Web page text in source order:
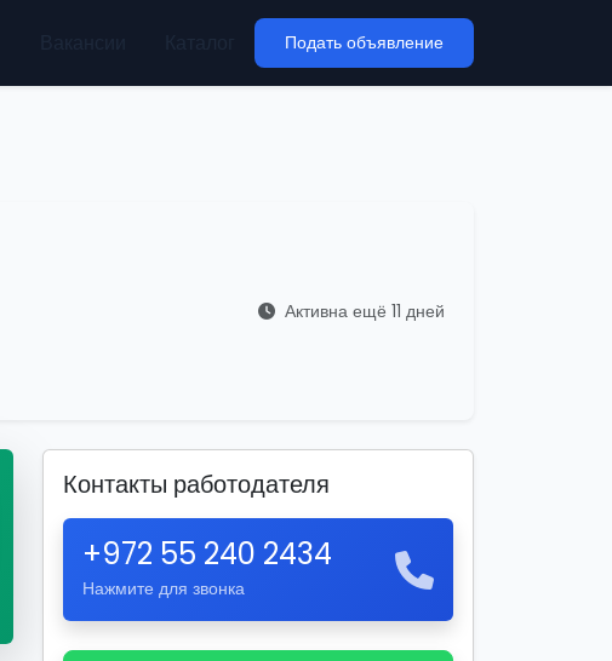
Подать объявление
Активна ещё 11 дней
Контакты работодателя
+972 55 240 2434
Нажмите для звонка